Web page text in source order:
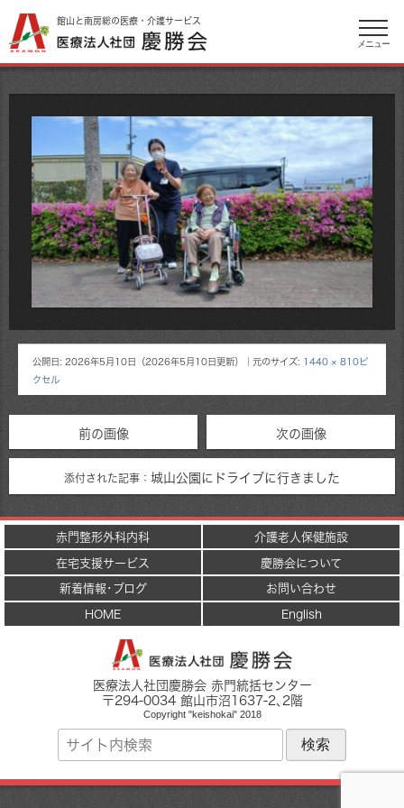
館山と南房総の医療・介護サービス
メニュー
公開日: 2026年5月10日 （2026年5月10日更新） ｜元のサイズ: 1440 × 810ピ
クセル
前の画像 次の画像
添付された記事： 城山公園にドライブに行きました
赤門整形外科内科
介護老人保健施設
在宅支援サービス
慶勝会について
新着情報･ブログ
お問い合わせ
HOME
English
医療法人社団慶勝会 赤門統括センター
〒294-0034 館山市沼1637-2､2階
Copyright "keishokai" 2018
サ
ト
検